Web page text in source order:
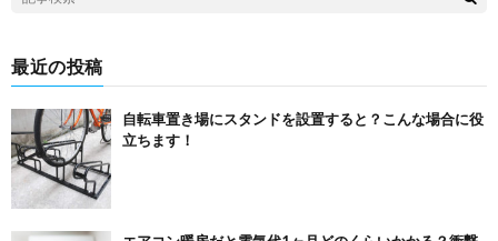
最近の投稿
自転車置き場にスタンドを設置すると？こんな場合に役
立ちます！